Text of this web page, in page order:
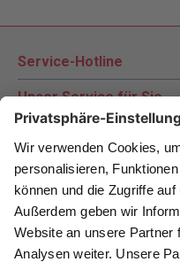
Service-Hotline
Unser Service für Sie
Zahlungsarten